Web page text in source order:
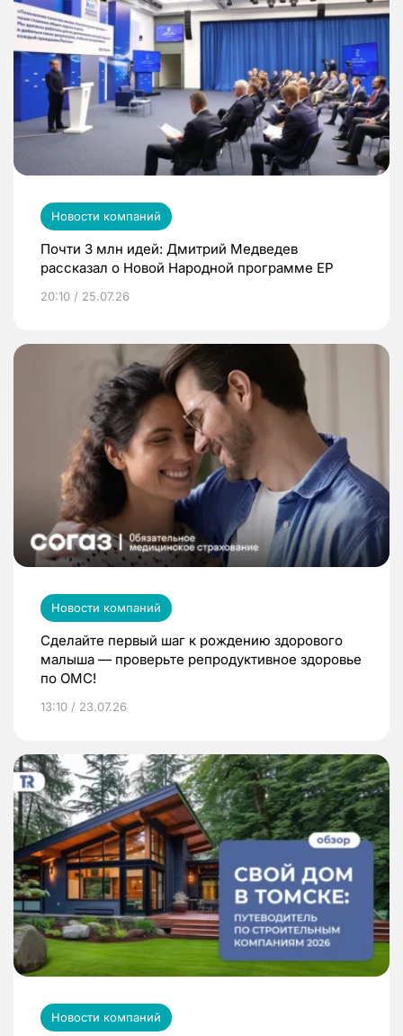
Новости компаний
Почти 3 млн идей: Дмитрий Медведев
рассказал о Новой Народной программе ЕР
20:10 / 25.07.26
Новости компаний
Сделайте первый шаг к рождению здорового
малыша — проверьте репродуктивное здоровье
по ОМС!
13:10 / 23.07.26
Новости компаний